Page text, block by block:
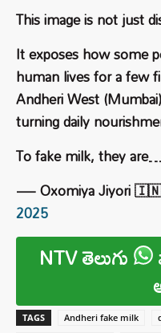
This image is not just
It exposes how some
human lives for a few
Andheri West
turning daily
To fake milk, they
— Oxomiya Jiyori 🇮🇳
2025
NTV తెలుగు
TAGS Andheri fake milk